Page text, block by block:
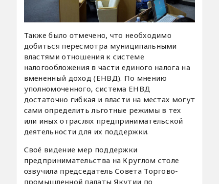
Также было отмечено, что необходимо
добиться пересмотра муниципальными
властями отношения к системе
налогообложения в части единого налога на
вмененный доход (ЕНВД). По мнению
уполномоченного, система ЕНВД
достаточно гибкая и власти на местах могут
сами определить льготные режимы в тех
или иных отраслях предпринимательской
деятельности для их поддержки.
Своё видение мер поддержки
предпринимательства на Круглом столе
озвучила председатель Совета Торгово-
промышленной палаты Якутии по